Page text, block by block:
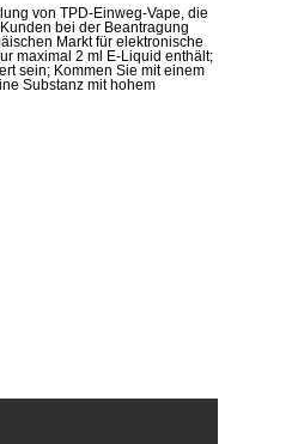
von TPD-Einweg-Vape, die
bei der Beantragung
Markt für elektronische
maximal 2 ml E-Liquid enthält;
sein; Kommen Sie mit einem
Substanz mit hohem